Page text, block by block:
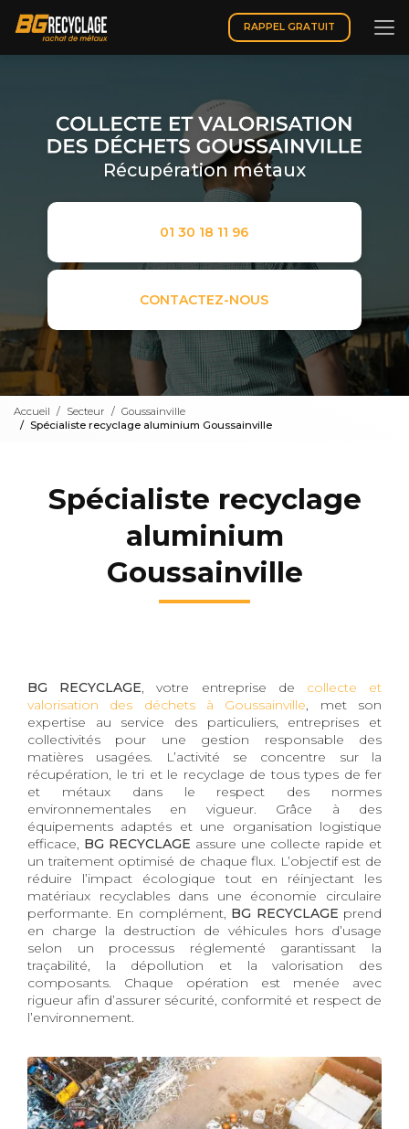
contenu
principal
RAPPEL GRATUIT
Récupération métaux
01 30 18 11 96
CONTACTEZ-NOUS
Accueil Secteur
Goussainville
Spécialiste recyclage aluminium Goussainville
Spécialiste recyclage
aluminium
Goussainville
BG RECYCLAGE, votre entreprise de collecte et
valorisation des déchets à Goussainville, met son
expertise au service des particuliers, entreprises et
collectivités pour une gestion responsable des
matières usagées. L’activité se concentre sur la
récupération, le tri et le recyclage de tous types de fer
et métaux dans le respect des normes
environnementales en vigueur. Grâce à des
équipements adaptés et une organisation logistique
efficace, BG RECYCLAGE assure une collecte rapide et
un traitement optimisé de chaque flux. L’objectif est de
réduire l’impact écologique tout en réinjectant les
matériaux recyclables dans une économie circulaire
performante. En complément, BG RECYCLAGE prend
en charge la destruction de véhicules hors d’usage
selon un processus réglementé garantissant la
traçabilité, la dépollution et la valorisation des
composants. Chaque opération est menée avec
rigueur afin d’assurer sécurité, conformité et respect de
l’environnement.